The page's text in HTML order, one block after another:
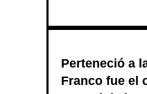
Perteneció a
Franco fue el